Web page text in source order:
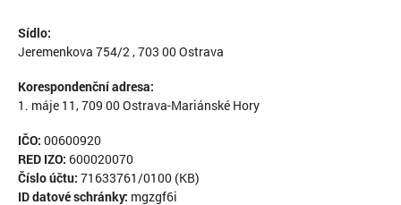
Sídlo:
Jeremenkova 754/2 , 703 00 Ostrava
Korespondenční adresa:
1. máje 11, 709 00 Ostrava-Mariánské Hory
IČO: 00600920
RED IZO: 600020070
Číslo účtu: 71633761/0100 (KB)
ID datové schránky: mgzgf6i